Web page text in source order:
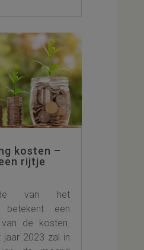
kosten –
rijtje
van het
betekent een
van de kosten.
jaar 2023 zal in